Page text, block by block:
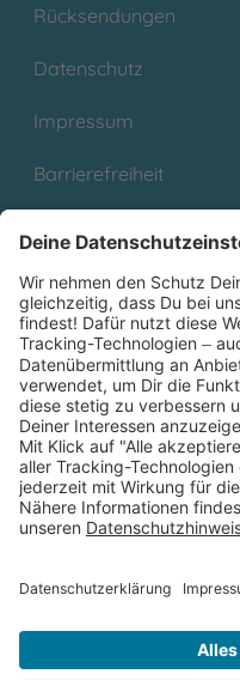
Rücksendungen
Datenschutz
Impressum
Barrierefreiheit
Partnerprogramm
Folge uns auf
* Versandkostenfrei
Deutschlands
** Lieferzeit 1-3
Thienemann-Esslinger Verlag